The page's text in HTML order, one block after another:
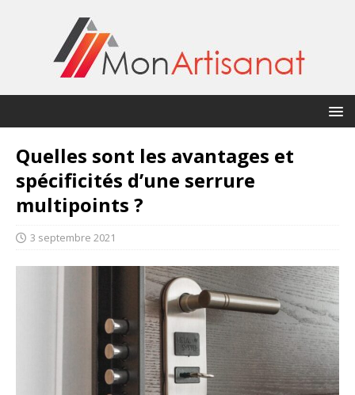
Quelles sont les avantages et
spécificités d’une serrure
multipoints ?
3 septembre 2021